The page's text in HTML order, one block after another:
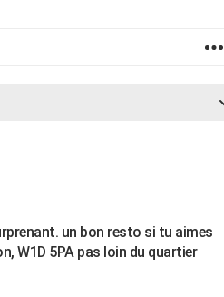
un bon resto si tu aimes
W1D 5PA pas loin du quartier